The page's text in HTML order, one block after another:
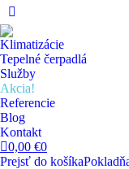
Facebook
page
opens
in
new
window
Klimatizácie
Tepelné čerpadlá
Služby
Akcia!
Referencie
Blog
Kontakt
0,00 €0
Prejsť do košíka